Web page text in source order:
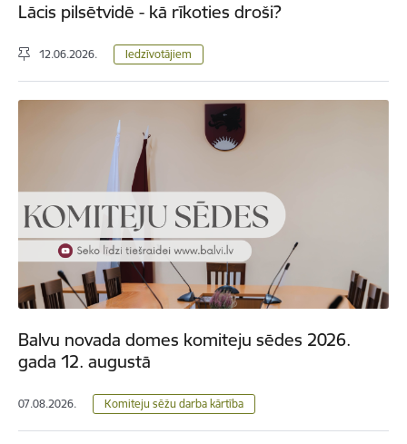
Lācis pilsētvidē - kā rīkoties droši?
12.06.2026. Iedzīvotājiem
Balvu novada domes komiteju sēdes 2026.
gada 12. augustā
07.08.2026. Komiteju sēžu darba kārtība